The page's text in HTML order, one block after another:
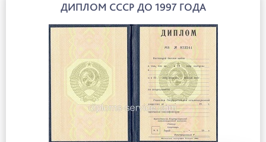
ДИПЛОМ СССР ДО 1997 ГОДА